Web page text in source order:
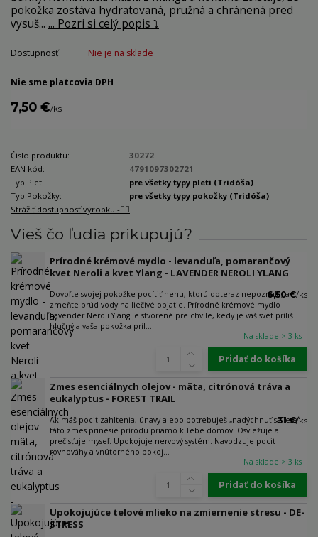
pokožka zostáva hydratovaná, pružná a chránená pred
vysuš... ... Pozri si celý popis ⤵️
Dostupnosť Nie je na sklade
Nie sme platcovia DPH
7,50 €/ks
Číslo produktu:
30272
EAN kód:
4791097302721
Typ Pleti:
pre všetky typy pleti (Tridóša)
Typ Pokožky:
pre všetky typy pokožky (Tridóša)
Strážiť dostupnosť výrobku -🐕‍🦺
Vieš čo ľudia prikupujú?
Prírodné krémové mydlo - levanduľa, pomarančový
kvet Neroli a kvet Ylang - LAVENDER NEROLI YLANG
Dovoľte svojej pokožke pocítiť nehu, ktorú doteraz nepoznala, a
zmeňte prúd vody na liečivé objatie. Prírodné krémové mydlo
Lavender Neroli Ylang je stvorené pre chvíle, kedy je váš svet príliš
hlučný a vaša pokožka príl...
6,50 €/ks
Na sklade > 3 ks
Pridať do košíka
Zmes esenciálnych olejov - mäta, citrónová tráva a
eukalyptus - FOREST TRAIL
Ak máš pocit zahltenia, únavy alebo potrebuješ „nadýchnuť sa lesa“ -
táto zmes prinesie prírodu priamo k Tebe domov. Osviežuje a
prečisťuje myseľ. Upokojuje nervový systém. Navodzuje pocit
rovnováhy a vnútorného pokoj...
31 €/ks
Na sklade > 3 ks
Pridať do košíka
Upokojujúce telové mlieko na zmiernenie stresu - DE-
STRESS